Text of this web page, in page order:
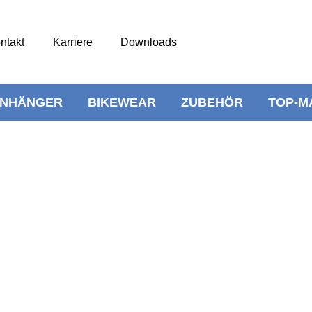
Karriere Downloads
BIKEWEAR ZUBEHÖR TOP-